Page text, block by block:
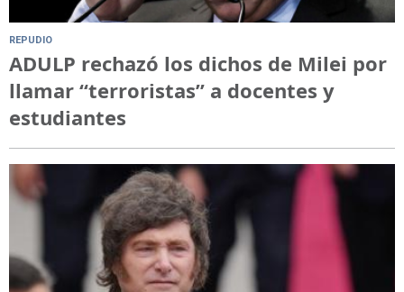
REPUDIO
ADULP rechazó los dichos de Milei por
llamar “terroristas” a docentes y
estudiantes